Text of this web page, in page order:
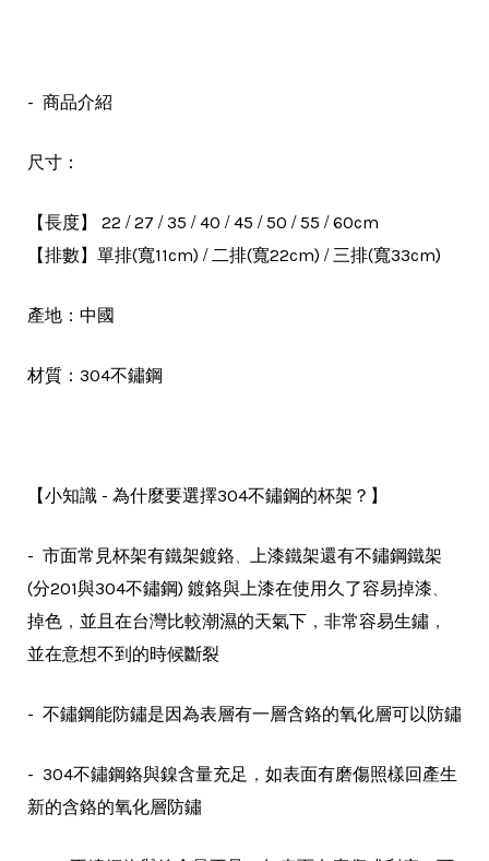
- 商品介紹
尺寸：
【長度】 22 /27 /35 /40 /45 /50 /55 /60cm
【排數】單排(寬11cm) /二排(寬22cm) /三排(寬33cm)
產地：中國
材質：304不鏽鋼
【小知識 - 為什麼要選擇304不鏽鋼的杯架？】
- 市面常見杯架有鐵架鍍鉻、 上漆鐵架還有不鏽鋼鐵架
(分201與304不鏽鋼) 鍍鉻與上漆在使用久了容易掉漆、
掉色 ， 並且在台灣比較潮濕的天氣下 ， 非常容易生鏽 ，
並在意想不到的時候斷裂
- 不鏽鋼能防鏽是因為表層有一層含鉻的氧化層可以防鏽
- 304不鏽鋼鉻與鎳含量充足 ， 如表面有磨傷照樣回產生
新的含鉻的氧化層防鏽